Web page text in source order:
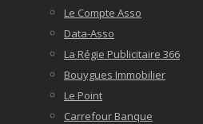
Le Compte Asso
Data-Asso
La Régie Publicitaire 366
Bouygues Immobilier
Le Point
Carrefour Banque